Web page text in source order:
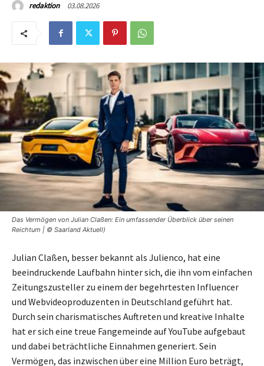
redaktion 03.08.2026
Das Vermögen von Julian Claßen: Ein umfassender Überblick über seinen
Reichtum | © Saarland Aktuell)
Julian Claßen, besser bekannt als Julienco, hat eine
beeindruckende Laufbahn hinter sich, die ihn vom einfachen
Zeitungszusteller zu einem der begehrtesten Influencer
und Webvideoproduzenten in Deutschland geführt hat.
Durch sein charismatisches Auftreten und kreative Inhalte
hat er sich eine treue Fangemeinde auf YouTube aufgebaut
und dabei beträchtliche Einnahmen generiert. Sein
Vermögen, das inzwischen über eine Million Euro beträgt,